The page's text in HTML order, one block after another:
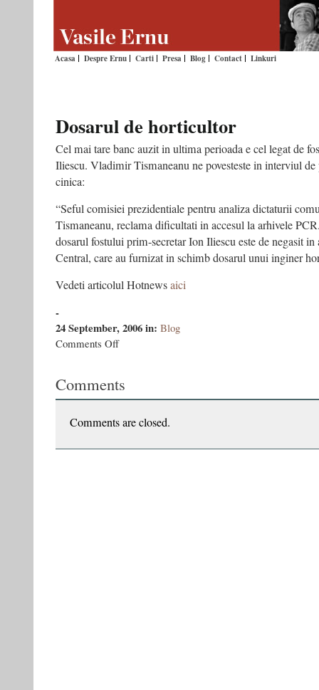
Acasa Despre Ernu Carti Presa Blog Contact Linkuri
Dosarul de horticultor
Cel mai tare banc auzit in ultima perioada e cel legat de
Iliescu. Vladimir Tismaneanu ne povesteste in interviul
cinica:
“Seful comisiei prezidentiale pentru analiza dictaturii
Tismaneanu, reclama dificultati in accesul la arhivele
dosarul fostului prim-secretar Ion Iliescu este de negasit
Central, care au furnizat in schimb dosarul unui inginer
Vedeti articolul Hotnewsaici
-
24 September, 2006in: Blog
Comments Offon
Comments
Comments are closed.